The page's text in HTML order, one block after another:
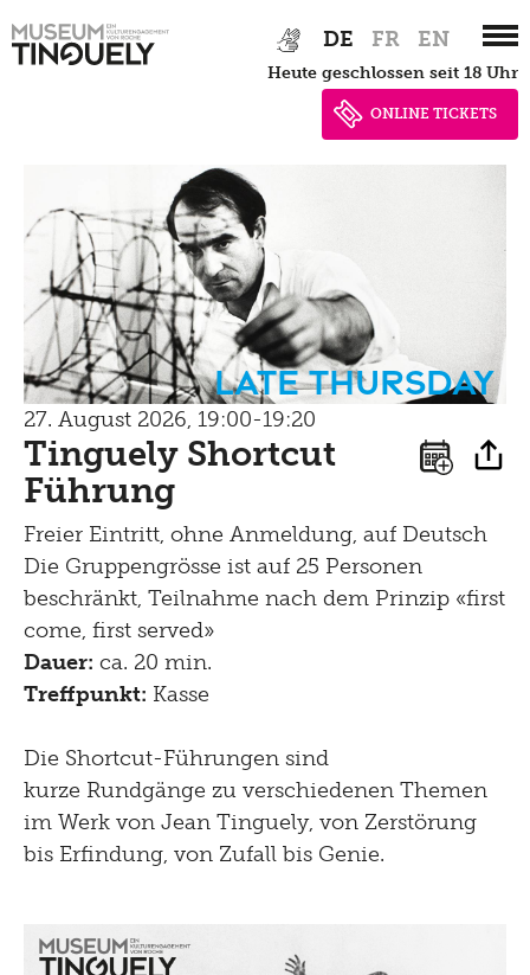
Hauptnavigation
to
DE FR EN
heute geschlossen seit 18 Uhr
ONLINE TICKETS
Late Thursday Menu
Late Thursday
27. August 2026, 19:00-19:20
Tinguely Shortcut
Führung
Freier Eintritt, ohne Anmeldung, auf Deutsch
Die Gruppengrösse ist auf 25 Personen
beschränkt, Teilnahme nach dem Prinzip «first
come, first served»
Dauer: ca. 20 min.
Treffpunkt: Kasse
Die Shortcut-Führungen sind
kurze Rundgänge zu verschiedenen Themen
im Werk von Jean Tinguely, von Zerstörung
bis Erfindung, von Zufall bis Genie.